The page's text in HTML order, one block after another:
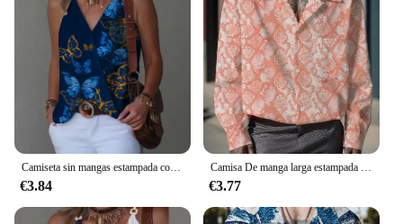
€3.84 €3.77